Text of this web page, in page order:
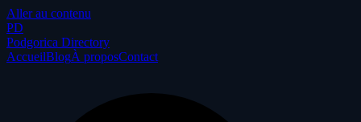
Aller au contenu
PD
Podgorica Directory
AccueilBlogÀ proposContact